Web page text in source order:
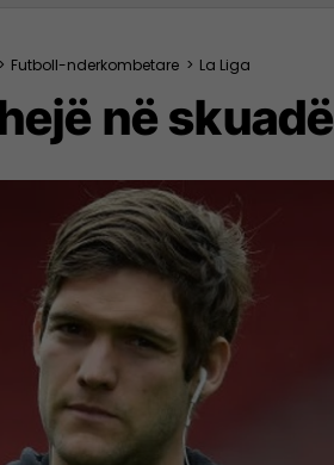
> Futboll-nderkombetare > La Liga
në